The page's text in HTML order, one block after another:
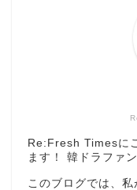
Re:Fresh Timesに
ます！ 韓ドラファ
このブログでは、